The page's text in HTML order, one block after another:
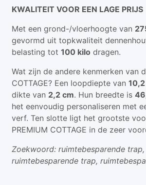
KWALITEIT VOOR EEN LAGE PRIJS
Met een grond-/vloerhoogte van
gevormd uit topkwaliteit
belasting tot 100 kilo dragen.
Wat zijn de andere kenmerken van
COTTAGE? Een loopdiepte van
dikte van 2,2 cm. Hun breedte is
het eenvoudig personaliseren met
verf. Ten slotte ligt het grootste
PREMIUM COTTAGE in de zeer
Zoekwoord: ruimtebesparende trap,
ruimtebesparende trap,